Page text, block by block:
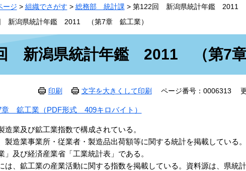
ージ > 組織でさがす > 総務部 統計課 > 第122回 新潟県統計年鑑 2011
新潟県統計年鑑 2011 （第7章 鉱工業）
新潟県統計年鑑 2011 （第7
印刷 文字を大きくして印刷 ページ番号：0006313
鉱工業（PDF形式 409キロバイト）
業及び鉱工業指数で構成されている。
造業事業所・従業者・製造品出荷額等に関する統計を掲載している
」及び経済産業省「工業統計表」である。
、鉱工業の産業活動に関する指数を掲載している。資料源は、県統計